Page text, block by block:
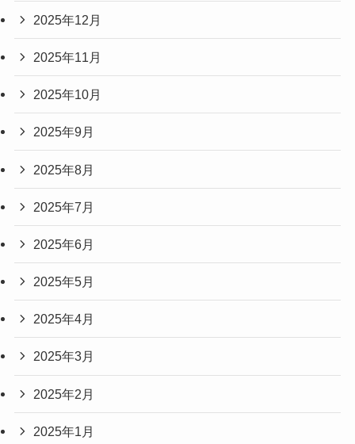
2025年12月
2025年11月
2025年10月
2025年9月
2025年8月
2025年7月
2025年6月
2025年5月
2025年4月
2025年3月
2025年2月
2025年1月